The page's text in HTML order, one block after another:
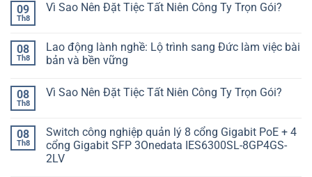
09
Th8
Vì Sao Nên Đặt Tiệc Tất Niên Công Ty Trọn Gói?
08
Th8
Lao động lành nghề: Lộ trình sang Đức làm việc bài
bản và bền vững
08
Th8
Vì Sao Nên Đặt Tiệc Tất Niên Công Ty Trọn Gói?
08
Th8
Switch công nghiệp quản lý 8 cổng Gigabit PoE + 4
cổng Gigabit SFP 3Onedata IES6300SL-8GP4GS-
2LV